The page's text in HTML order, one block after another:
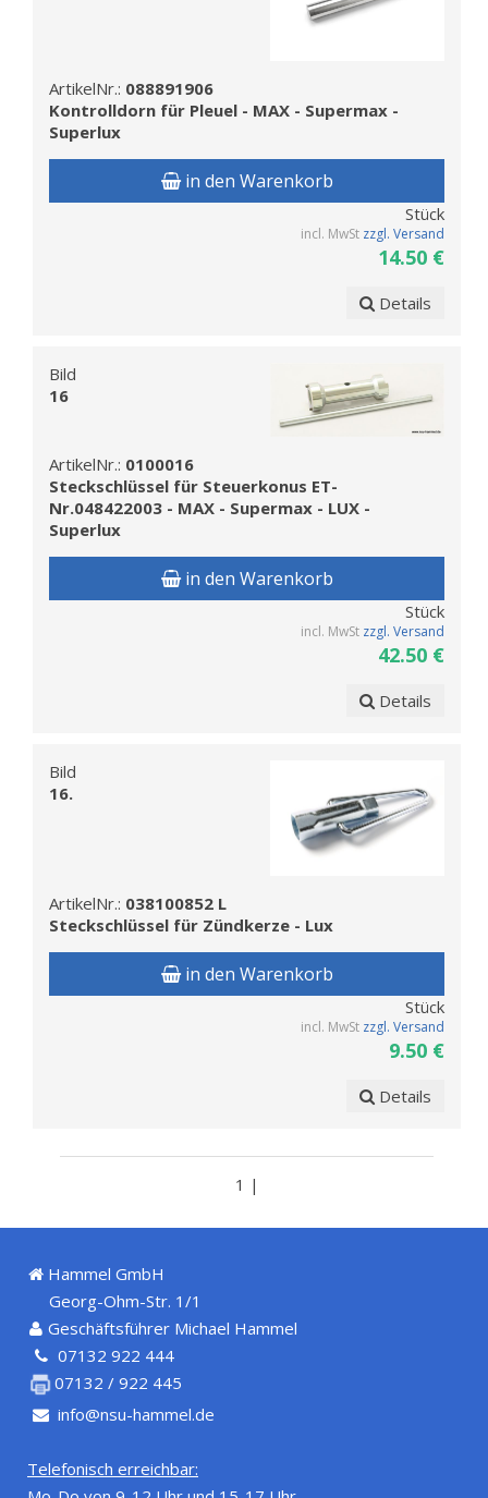
ArtikelNr.: 088891906
Kontrolldorn für Pleuel - MAX - Supermax -
Superlux
in den Warenkorb
Stück
incl. MwSt zzgl. Versand
14.50 €
Details
Bild
16
ArtikelNr.: 0100016
Steckschlüssel für Steuerkonus ET-
Nr.048422003 - MAX - Supermax - LUX -
Superlux
in den Warenkorb
Stück
incl. MwSt zzgl. Versand
42.50 €
Details
Bild
16.
ArtikelNr.: 038100852 L
Steckschlüssel für Zündkerze - Lux
in den Warenkorb
Stück
incl. MwSt zzgl. Versand
9.50 €
Details
1 |
Hammel GmbH
Georg-Ohm-Str. 1/1
Geschäftsführer Michael Hammel
07132 922 444
07132 / 922 445
info@nsu-hammel.de
Telefonisch erreichbar: